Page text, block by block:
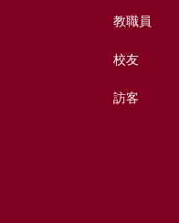
教職員
校友
訪客